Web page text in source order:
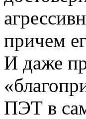
причем
И даже
ПЭТ в